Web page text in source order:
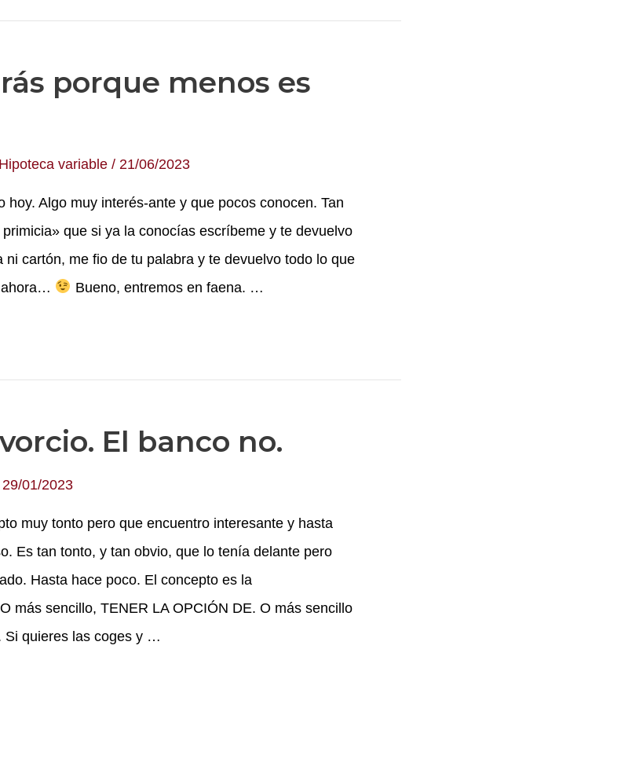
porque menos es
Hipoteca variable / 21/06/2023
hoy. Algo muy interés-ante y que pocos conocen. Tan
que si ya la conocías escríbeme y te devuelvo
ni cartón, me fio de tu palabra y te devuelvo todo lo que
ahora…
Bueno, entremos en faena. …
El banco no.
29/01/2023
muy tonto pero que encuentro interesante y hasta
Es tan tonto, y tan obvio, que lo tenía delante pero
Hasta hace poco. El concepto es la
más sencillo, TENER LA OPCIÓN DE. O más sencillo
Si quieres las coges y …